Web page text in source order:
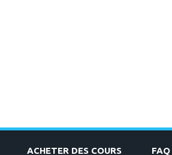
ACHETER DES COURS FAQ